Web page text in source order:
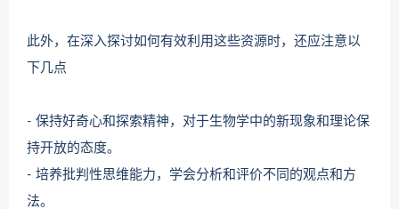
此外，在深入探讨如何有效利用这些资源时，还应注意以
下几点
- 保持好奇心和探索精神，对于生物学中的新现象和理论保
持开放的态度。
- 培养批判性思维能力，学会分析和评价不同的观点和方
法。